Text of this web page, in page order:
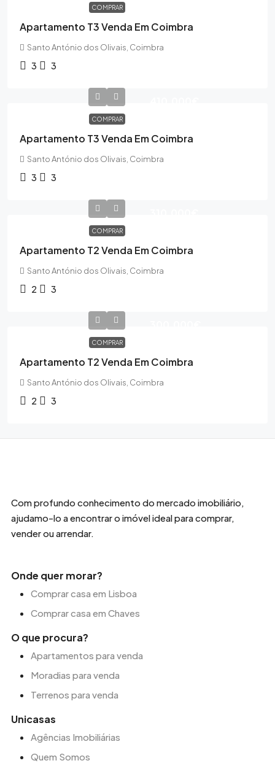
COMPRAR
Apartamento T3 Venda Em Coimbra
Santo António dos Olivais, Coimbra
3 3
COMPRAR
Apartamento T3 Venda Em Coimbra
Santo António dos Olivais, Coimbra
3 3
COMPRAR
Apartamento T2 Venda Em Coimbra
Santo António dos Olivais, Coimbra
2 3
COMPRAR
Apartamento T2 Venda Em Coimbra
Santo António dos Olivais, Coimbra
2 3
Com profundo conhecimento do mercado imobiliário,
ajudamo-lo a encontrar o imóvel ideal para comprar,
vender ou arrendar.
Onde quer morar?
Comprar casa em Lisboa
Comprar casa em Chaves
O que procura?
Apartamentos para venda
Moradias para venda
Terrenos para venda
Unicasas
Agências Imobiliárias
Quem Somos